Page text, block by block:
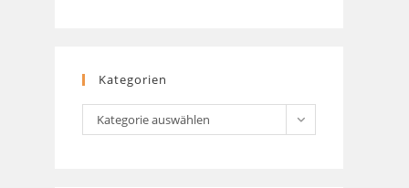
Kategorien
Kategorien
Kategorie auswählen